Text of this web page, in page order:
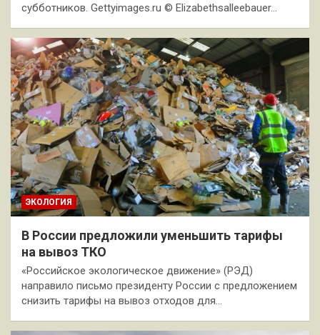
субботников. Gettyimages.ru © Elizabethsalleebauer…
ЭКОЛОГИЯ
В России предложили уменьшить тарифы
на вывоз ТКО
«Российское экологическое движение» (РЭД)
направило письмо президенту России с предложением
снизить тарифы на вывоз отходов для…